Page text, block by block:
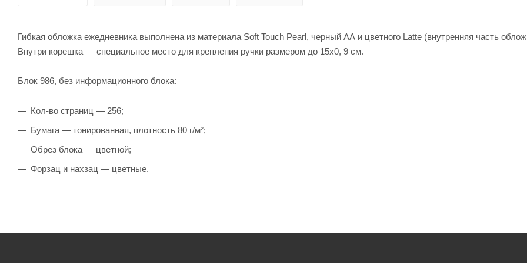
Гибкая обложка ежедневника выполнена из материала Soft Touch Pearl, черный АА и цветного Latte (внутренняя часть
Внутри корешка — специальное место для крепления ручки размером до 15х0, 9 см.
Блок 986, без информационного блока:
Кол-во страниц — 256;
Бумага — тонированная, плотность 80 г/м²;
Обрез блока — цветной;
Форзац и нахзац — цветные.